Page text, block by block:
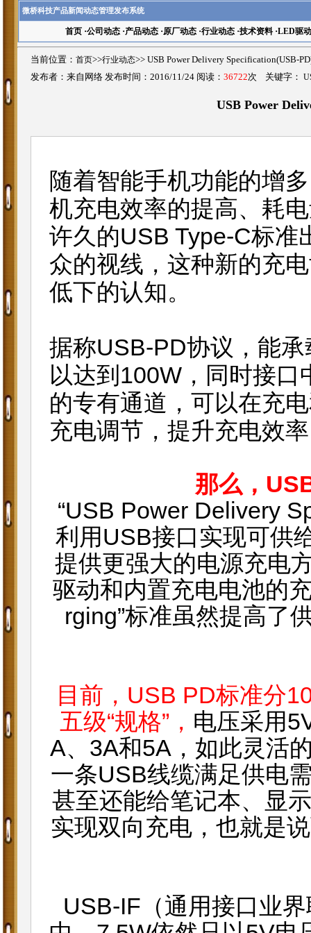
微桥科技产品新闻动态管理发布系统
首页·公司动态·产品动态·原厂动态·行业动态·技术资料·LED驱动
当前位置： 首页>>行业动态>> USB Power Delivery Specification(USB-
发布者：来自网络 发布时间：2016/11/24 阅读： 36722次 关键字：
USB Power
随着智能手机功能的增
机充电效率的提高、耗
许久的USB Type-C标准
众的视线，这种新的充
低下的认知。
据称USB-PD协议，能
以达到100W，同时接
的专有通道，可以在充
充电调节，提升充电效
那么，
“USB Power Delivery
利用USB接口实现可供
提供更强大的电源充电
驱动和内置充电电池的
rging”标准虽然提高了
目前，USB PD标准分
五级“规格”， 电压采用
A、3A和5A，如此灵活
一条USB线缆满足供电
甚至还能给笔记本、显
实现双向充电，也就是
USB-IF（通用接口业